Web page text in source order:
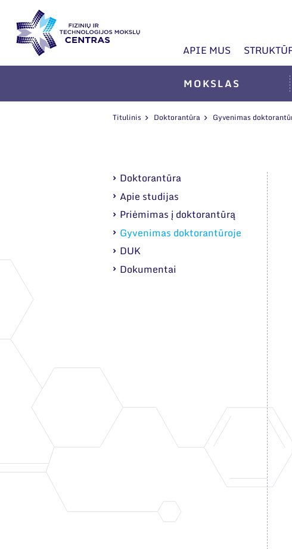
APIE MUS
MOKSLAS
Titulinis Doktorantūra Gyvenimas
Doktorantūra
Apie studijas
Priėmimas į doktorantūrą
Gyvenimas doktorantūroje
DUK
Dokumentai